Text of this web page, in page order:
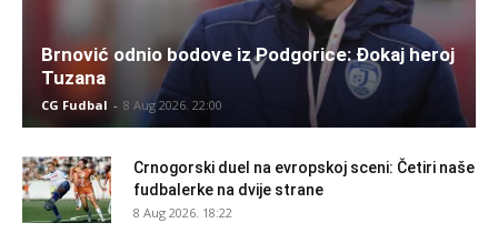
Brnović odnio bodove iz Podgorice: Đokaj heroj
Tuzana
CG Fudbal - 8 Aug 2026. 22:00
Crnogorski duel na evropskoj sceni: Četiri naše
fudbalerke na dvije strane
8 Aug 2026. 18:22